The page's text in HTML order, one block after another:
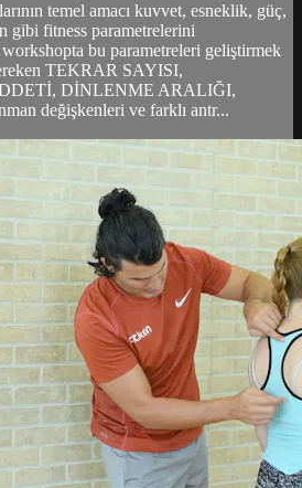
temel amacı kuvvet, esneklik, güç,
gibi fitness parametrelerini
bu parametreleri geliştirmek
TEKRAR SAYISI,
DİNLENME ARALIĞI,
değişkenleri ve farklı antr...